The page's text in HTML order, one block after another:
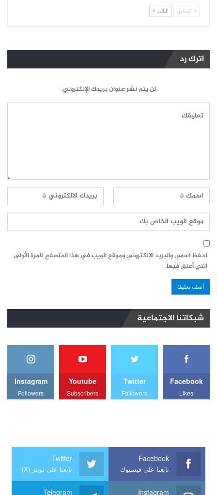
السابق التالي
اترك رد
لن يتم نشر عنوان بريدك الإلكتروني.
احفظ اسمي والبريد الإلكتروني وموقع الويب في هذا المتصفح للمرة الأولى
التي أعلق فيها.
شبكاتنا الاجتماعية
Facebook
Likes
Twitter
Followers
Youtube
Subscribers
Instagram
Followers
Facebook
تابعنا على فيسبوك
Twitter
تابعنا على تويتر (X)
Instagram
Telegram